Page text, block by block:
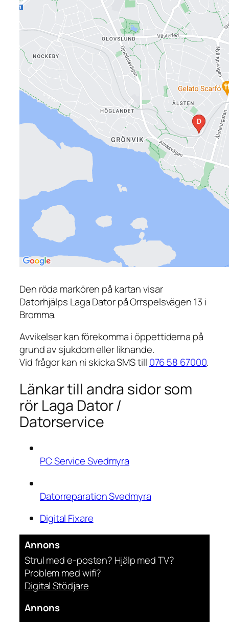
Den röda markören på kartan visar
Datorhjälps Laga Dator på Orrspelsvägen 13 i
Bromma.
Avvikelser kan förekomma i öppettiderna på
grund av sjukdom eller liknande.
Vid frågor kan ni skicka SMS till 076 58 67000.
Länkar till andra sidor som
rör Laga Dator /
Datorservice
PC Service Svedmyra
Datorreparation Svedmyra
Digital Fixare
Annons
Strul med e-posten? Hjälp med TV?
Problem med wifi?
Digital Stödjare
Annons